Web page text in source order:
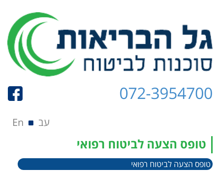
072-3954700
עב En
טופס הצעה לביטוח רפואי
טופס הצעה לביטוח רפואי